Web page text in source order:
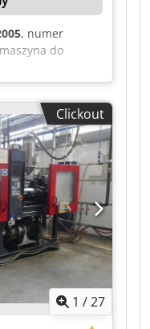
, numer
do
Milacron
na
maszyn
Wirthwein
Tę i wiele
naszej
Clickout
1 /27